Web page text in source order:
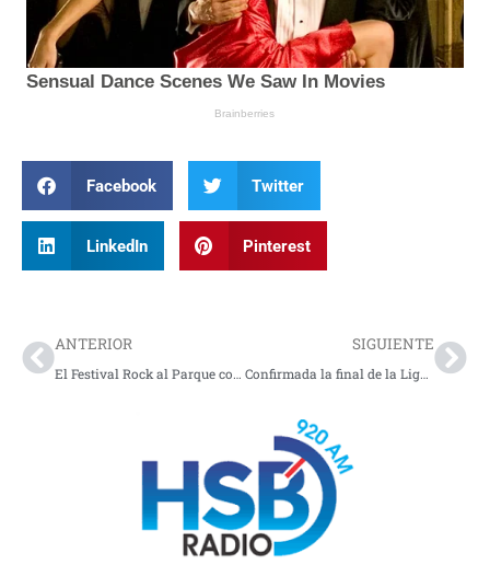
Facebook Twitter
LinkedIn Pinterest
ANTERIOR
El Festival Rock al Parque conmemora tres décadas de historia
SIGUIENTE
Confirmada la final de la Liga BetPlay 2026 entre Junior y Nacional